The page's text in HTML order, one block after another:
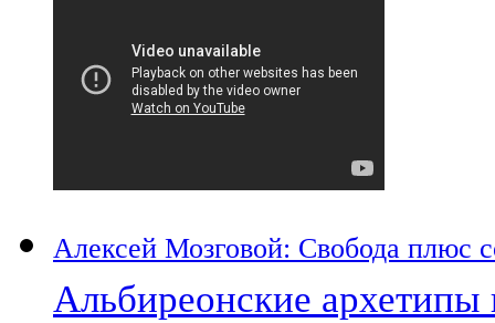
Алексей Мозговой: Свобода плюс
Альбиреонские